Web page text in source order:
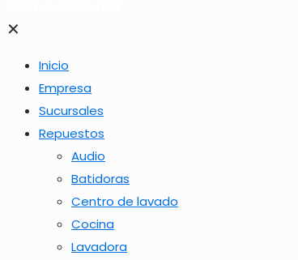
✕
Inicio
Empresa
Sucursales
Repuestos
Audio
Batidoras
Centro de lavado
Cocina
Lavadora